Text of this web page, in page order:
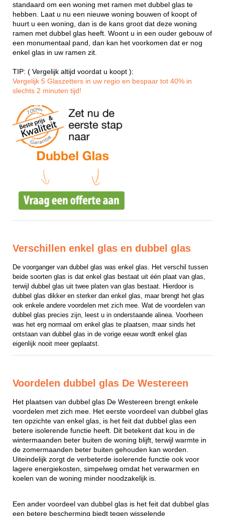
standaard om een woning met ramen met dubbel glas te
hebben. Laat u nu een nieuwe woning bouwen of koopt of
huurt u een woning, dan is de kans groot dat deze woning
ramen met dubbel glas heeft. Woont u in een ouder gebouw of
een monumentaal pand, dan kan het voorkomen dat er nog
enkel glas in uw ramen zit.
TIP: ( Vergelijk altijd voordat u koopt ):
Vergelijk 5 Glaszetters in uw regio en bespaar tot 40% in
slechts 2 minuten tijd!
Verschillen enkel glas en dubbel glas
De voorganger van dubbel glas was enkel glas. Het verschil tussen
beide soorten glas is dat enkel glas bestaat uit één plaat van glas,
terwijl dubbel glas uit twee platen van glas bestaat. Hierdoor is
dubbel glas dikker en sterker dan enkel glas, maar brengt het glas
ook enkele andere voordelen met zich mee. Wat de voordelen van
dubbel glas precies zijn, leest u in onderstaande alinea. Voorheen
was het erg normaal om enkel glas te plaatsen, maar sinds het
ontstaan van dubbel glas in de vorige eeuw wordt enkel glas
eigenlijk nooit meer geplaatst.
Voordelen dubbel glas De Westereen
Het plaatsen van dubbel glas De Westereen brengt enkele
voordelen met zich mee. Het eerste voordeel van dubbel glas
ten opzichte van enkel glas, is het feit dat dubbel glas een
betere isolerende functie heeft. Dit betekent dat kou in de
wintermaanden beter buiten de woning blijft, terwijl warmte in
de zomermaanden beter buiten gehouden kan worden.
Uiteindelijk zorgt de verbeterde isolerende functie ook voor
lagere energiekosten, simpelweg omdat het verwarmen en
koelen van de woning minder noodzakelijk is.
Een ander voordeel van dubbel glas is het feit dat dubbel glas
een betere bescherming biedt tegen wisselende